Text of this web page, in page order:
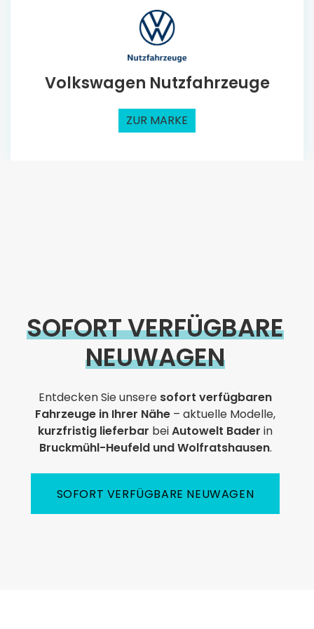
Volkswagen Nutzfahrzeuge
ZUR MARKE
SOFORT VERFÜGBARE
NEUWAGEN
Entdecken Sie unsere sofort verfügbaren
Fahrzeuge in Ihrer Nähe – aktuelle Modelle,
kurzfristig lieferbar beiAutowelt Bader in
Bruckmühl-Heufeld und Wolfratshausen.
SOFORT VERFÜGBARE NEUWAGEN